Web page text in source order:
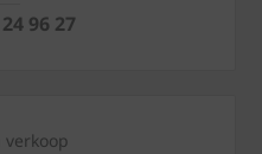
96 27
verkoop